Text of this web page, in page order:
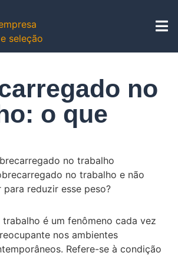
no
o que
no trabalho e não
reduzir esse peso?
é um fenômeno cada vez
nos ambientes
Refere-se à condição